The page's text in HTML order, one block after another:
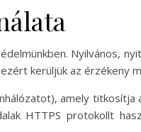
Nyilvános,
kerüljük az érzékeny
amely
HTTPS protokollt